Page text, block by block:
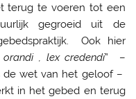
terug te voeren tot een
gegroeid uit de
Ook hier
orandi , lex credendi” –
wet van het geloof –
in het gebed en terug